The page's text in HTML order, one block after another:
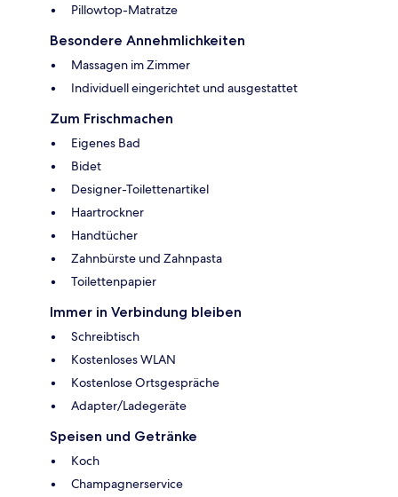
Pillowtop-Matratze
Besondere Annehmlichkeiten
Massagen im Zimmer
Individuell eingerichtet und ausgestattet
Zum Frischmachen
Eigenes Bad
Bidet
Designer-Toilettenartikel
Haartrockner
Handtücher
Zahnbürste und Zahnpasta
Toilettenpapier
Immer in Verbindung bleiben
Schreibtisch
Kostenloses WLAN
Kostenlose Ortsgespräche
Adapter/Ladegeräte
Speisen und Getränke
Koch
Champagnerservice